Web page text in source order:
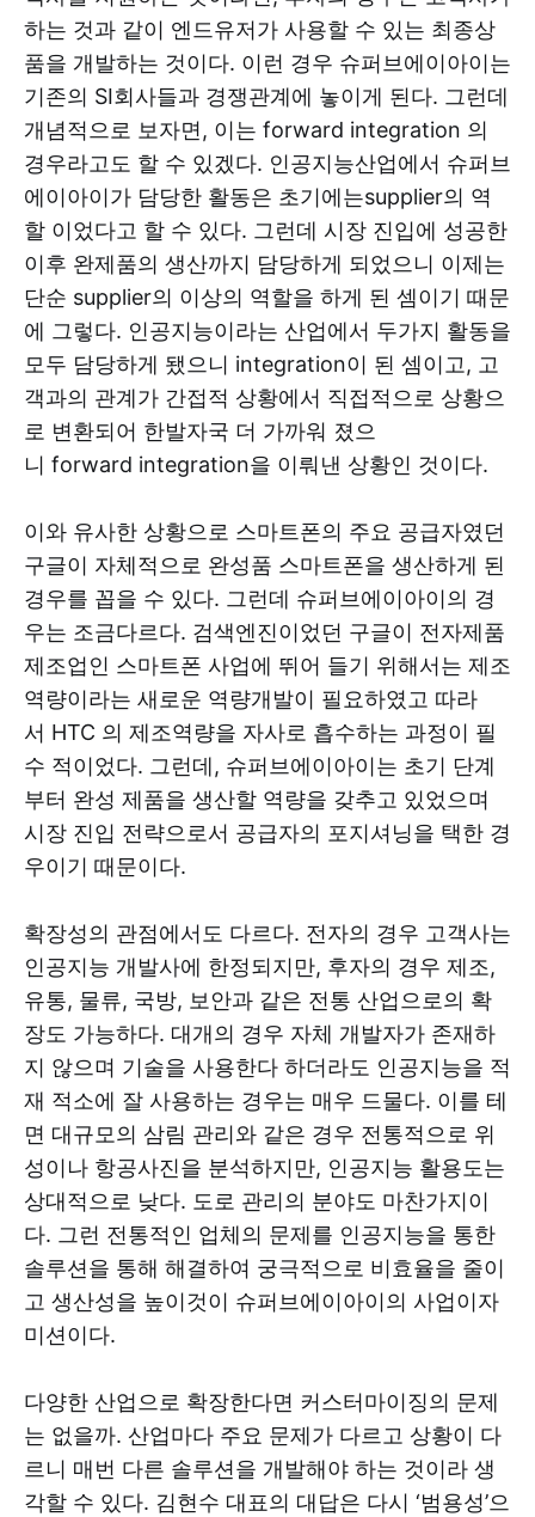
하는 것과 같이 엔드유저가 사용할 수 있는 최종상
품을 개발하는 것이다. 이런 경우 슈퍼브에이아이는
기존의 SI회사들과 경쟁관계에 놓이게 된다. 그런데
개념적으로 보자면, 이는 forward integration 의
경우라고도 할 수 있겠다. 인공지능산업에서 슈퍼브
에이아이가 담당한 활동은 초기에는supplier의 역
할 이었다고 할 수 있다. 그런데 시장 진입에 성공한
이후 완제품의 생산까지 담당하게 되었으니 이제는
단순 supplier의 이상의 역할을 하게 된 셈이기 때문
에 그렇다. 인공지능이라는 산업에서 두가지 활동을
모두 담당하게 됐으니 integration이 된 셈이고, 고
객과의 관계가 간접적 상황에서 직접적으로 상황으
로 변환되어 한발자국 더 가까워 졌으
니 forward integration을 이뤄낸 상황인 것이다.
이와 유사한 상황으로 스마트폰의 주요 공급자였던
구글이 자체적으로 완성품 스마트폰을 생산하게 된
경우를 꼽을 수 있다. 그런데 슈퍼브에이아이의 경
우는 조금다르다. 검색엔진이었던 구글이 전자제품
제조업인 스마트폰 사업에 뛰어 들기 위해서는 제조
역량이라는 새로운 역량개발이 필요하였고 따라
서 HTC 의 제조역량을 자사로 흡수하는 과정이 필
수 적이었다. 그런데, 슈퍼브에이아이는 초기 단계
부터 완성 제품을 생산할 역량을 갖추고 있었으며
시장 진입 전략으로서 공급자의 포지셔닝을 택한 경
우이기 때문이다.
확장성의 관점에서도 다르다. 전자의 경우 고객사는
인공지능 개발사에 한정되지만, 후자의 경우 제조,
유통, 물류, 국방, 보안과 같은 전통 산업으로의 확
장도 가능하다. 대개의 경우 자체 개발자가 존재하
지 않으며 기술을 사용한다 하더라도 인공지능을 적
재 적소에 잘 사용하는 경우는 매우 드물다. 이를 테
면 대규모의 삼림 관리와 같은 경우 전통적으로 위
성이나 항공사진을 분석하지만, 인공지능 활용도는
상대적으로 낮다. 도로 관리의 분야도 마찬가지이
다. 그런 전통적인 업체의 문제를 인공지능을 통한
솔루션을 통해 해결하여 궁극적으로 비효율을 줄이
고 생산성을 높이것이 슈퍼브에이아이의 사업이자
미션이다.
다양한 산업으로 확장한다면 커스터마이징의 문제
는 없을까. 산업마다 주요 문제가 다르고 상황이 다
르니 매번 다른 솔루션을 개발해야 하는 것이라 생
각할 수 있다. 김현수 대표의 대답은 다시 ‘범용성’으